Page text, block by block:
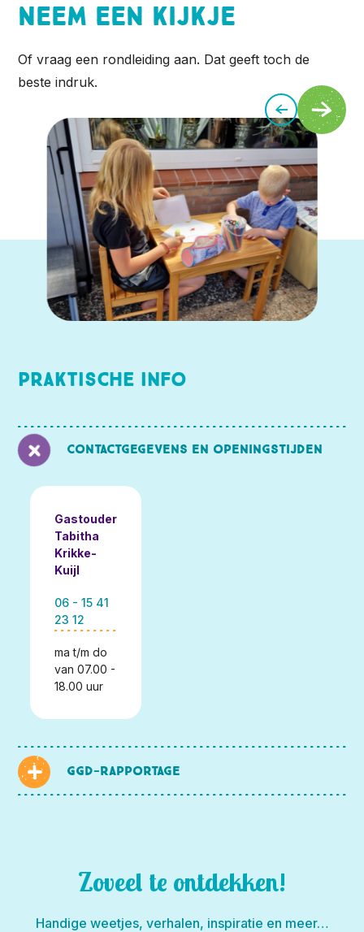
Neem een kijkje
Of vraag een rondleiding aan. Dat geeft toch de
beste indruk.
Praktische info
Contactgegevens en openingstijden
Gastouder
Tabitha
Krikke-
Kuijl
06 - 15 41
23 12
ma t/m do
van 07.00 -
18.00 uur
GGD-rapportage
Zoveel te ontdekken!
Handige weetjes, verhalen, inspiratie en meer…